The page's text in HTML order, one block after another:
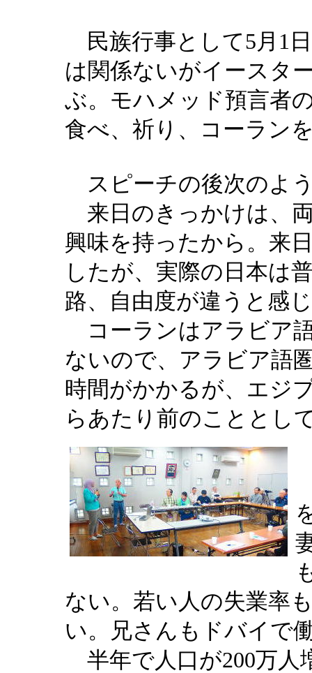
民族行事として5月 1
は関係ないがイースタ
ぶ。モハメッド預言者
食べ、祈り、コーラン
スピーチの後次のよ
来日のきっかけは、
興味を持ったから。 来
したが、実際の日本は
路、自由度が違うと感
コーランはアラビア
ないので、アラビア語
時間がかかるが、エジ
らあたり前のこととし
ない。 若い人の失業率
い。兄さんもドバイで
半年で人口が200万